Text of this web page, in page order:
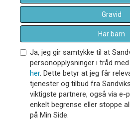
Gravid
Har barn
Ja, jeg gir samtykke til at
personopplysninger i tråd med
her. Dette betyr at jeg får
tjenester og tilbud fra
viktigste partnere, også via e-
enkelt begrense eller stoppe
på Min Side.